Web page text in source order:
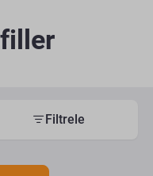
Filtrele